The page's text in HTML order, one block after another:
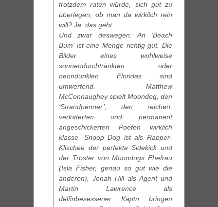
trotzdem raten würde, sich gut zu
überlegen, ob man da wirklich rein
will? Ja, das geht.
Und zwar deswegen: An ‘Beach
Bum’ ist eine Menge richtig gut. Die
Bilder eines wohlweise
sonnendurchtränkten oder
neondunklen Floridas sind
umwerfend. Matthew
McConnaughey spielt Moondog, den
‘Strandpenner’, den reichen,
verlotterten und permanent
angeschickerten Poeten wirklich
klasse. Snoop Dog ist als Rapper-
Klischee der perfekte Sidekick und
der Tröster von Moondogs Ehefrau
(Isla Fisher, genau so gut wie die
anderen), Jonah Hill als Agent und
Martin Lawrence als
delfinbesessener Käptn bringen